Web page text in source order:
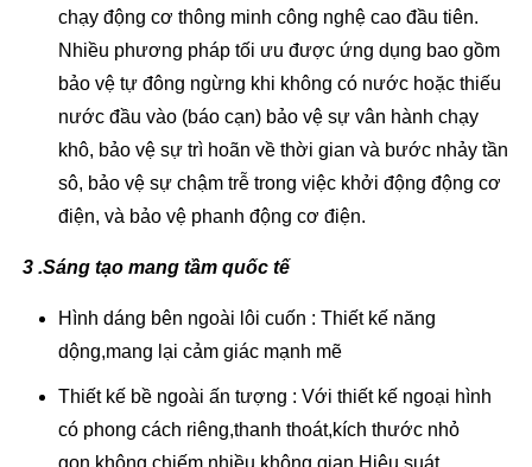
chạy động cơ thông minh công nghệ cao đầu tiên.
Nhiều phương pháp tối ưu được ứng dụng bao gồm
bảo vệ tự đông ngừng khi không có nước hoặc thiếu
nước đầu vào (báo cạn) bảo vệ sự vân hành chạy
khô, bảo vệ sự trì hoãn về thời gian và bước nhảy tần
sô, bảo vệ sự chậm trễ trong việc khởi động động cơ
điện, và bảo vệ phanh động cơ điện.
3 .Sáng tạo mang tầm quốc tế
Hình dáng bên ngoài lôi cuốn : Thiết kế năng
dộng,mang lại cảm giác mạnh mẽ
Thiết kế bề ngoài ấn tượng : Với thiết kế ngoại hình
có phong cách riêng,thanh thoát,kích thước nhỏ
gọn,không chiếm nhiều không gian.Hiệu suát